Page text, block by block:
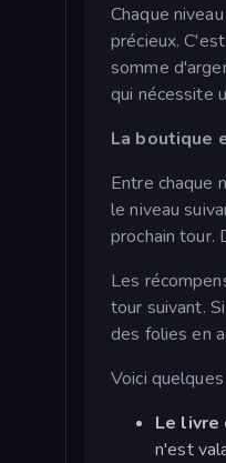
Chaque
précieux.
somme
qui nécessite
La boutique
Entre chaque
le niveau
prochain tour.
Les
tour suivant.
des folies en
Voici
Le livre
n'est